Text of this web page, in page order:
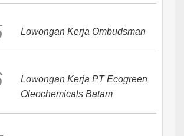
Lowongan Kerja Ombudsman
Lowongan Kerja PT Ecogreen
Oleochemicals Batam